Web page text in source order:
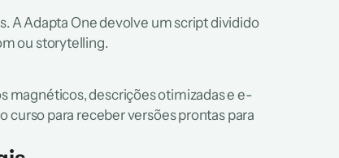
A Adapta One devolve um script dividido
ou storytelling.
magnéticos, descrições otimizadas e e-
curso para receber versões prontas para